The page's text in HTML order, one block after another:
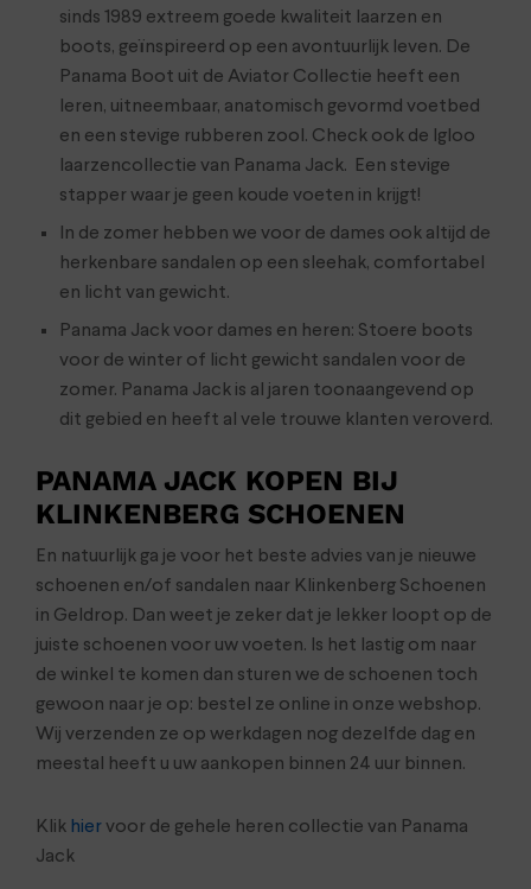
sinds 1989 extreem goede kwaliteit laarzen en
boots, geïnspireerd op een avontuurlijk leven. De
Panama Boot uit de Aviator Collectie heeft een
leren, uitneembaar, anatomisch gevormd voetbed
en een stevige rubberen zool. Check ook de Igloo
laarzencollectie van Panama Jack. Een stevige
stapper waar je geen koude voeten in krijgt!
In de zomer hebben we voor de dames ook altijd de
herkenbare sandalen op een sleehak, comfortabel
en licht van gewicht.
Panama Jack voor dames en heren: Stoere boots
voor de winter of licht gewicht sandalen voor de
zomer. Panama Jack is al jaren toonaangevend op
dit gebied en heeft al vele trouwe klanten veroverd.
PANAMA JACK KOPEN BIJ
KLINKENBERG SCHOENEN
En natuurlijk ga je voor het beste advies van je nieuwe
schoenen en/of sandalen naar Klinkenberg Schoenen
in Geldrop. Dan weet je zeker dat je lekker loopt op de
juiste schoenen voor uw voeten. Is het lastig om naar
de winkel te komen dan sturen we de schoenen toch
gewoon naar je op: bestel ze online in onze webshop.
Wij verzenden ze op werkdagen nog dezelfde dag en
meestal heeft u uw aankopen binnen 24 uur binnen.
Klik hiervoor de gehele heren collectie van Panama
Jack